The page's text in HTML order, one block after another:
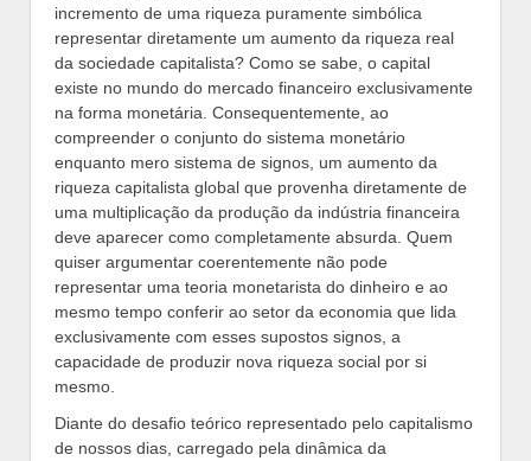
incremento de uma riqueza puramente simbólica
representar diretamente um aumento da riqueza real
da sociedade capitalista? Como se sabe, o capital
existe no mundo do mercado financeiro exclusivamente
na forma monetária. Consequentemente, ao
compreender o conjunto do sistema monetário
enquanto mero sistema de signos, um aumento da
riqueza capitalista global que provenha diretamente de
uma multiplicação da produção da indústria financeira
deve aparecer como completamente absurda. Quem
quiser argumentar coerentemente não pode
representar uma teoria monetarista do dinheiro e ao
mesmo tempo conferir ao setor da economia que lida
exclusivamente com esses supostos signos, a
capacidade de produzir nova riqueza social por si
mesmo.
Diante do desafio teórico representado pelo capitalismo
de nossos dias, carregado pela dinâmica da